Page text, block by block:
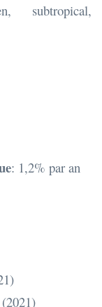
subtropical,
: 1,2% par an